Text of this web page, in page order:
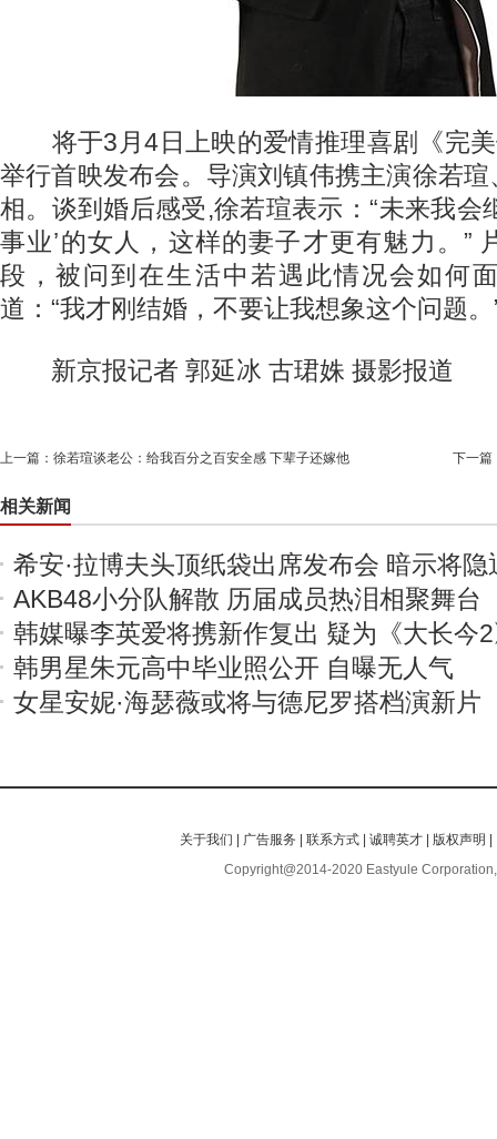
将于3月4日上映的爱情推理喜剧《完美
举行首映发布会。导演刘镇伟携主演徐若
相。谈到婚后感受,徐若瑄表示：“未来我会
事业’的女人，这样的妻子才更有魅力。”
段，被问到在生活中若遇此情况会如何
道：“我才刚结婚，不要让我想象这个问题。
新京报记者 郭延冰 古珺姝 摄影报道
上一篇： 徐若瑄谈老公：给我百分之百安全感 下辈子还嫁他 下一篇
相关新闻
希安·拉博夫头顶纸袋出席发布会 暗示将隐
AKB48小分队解散 历届成员热泪相聚舞台
韩媒曝李英爱将携新作复出 疑为《大长今
韩男星朱元高中毕业照公开 自曝无人气
女星安妮·海瑟薇或将与德尼罗搭档演新片
关于我们 广告服务 |联系方式 |诚聘英才 版权声明
Copyright@2014-2020 Eastyule